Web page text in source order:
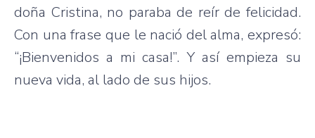
doña Cristina, no paraba de reír de felicidad.
Con una frase que le nació del alma, expresó:
“¡Bienvenidos a mi casa!”. Y así empieza su
nueva vida, al lado de sus hijos.